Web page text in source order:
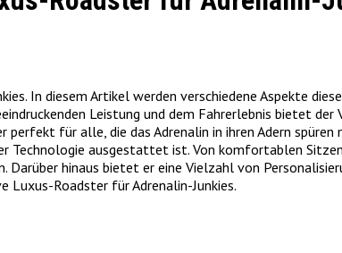
In diesem Artikel werden verschiedene Aspekte
Leistung und dem Fahrerlebnis bietet
für alle, die das Adrenalin in ihren Adern
Technologie ausgestattet ist. Von komfortablen
hinaus bietet er eine Vielzahl von
Roadster für Adrenalin-Junkies.